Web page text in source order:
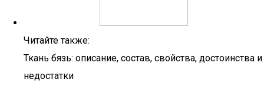
Читайте также:
Ткань бязь: описание, состав, свойства, достоинства и
недостатки